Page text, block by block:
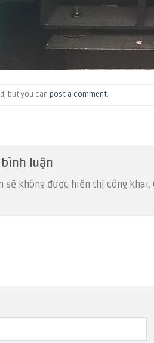
but you can post a comment.
luận
sẽ không được hiển thị công khai.